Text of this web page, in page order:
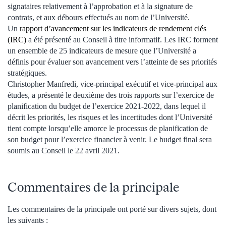
signataires relativement à l’approbation et à la signature de
contrats, et aux débours effectués au nom de l’Université.
Un rapport d’avancement sur les indicateurs de rendement clés
(IRC) a été présenté au Conseil à titre informatif. Les IRC forment
un ensemble de 25 indicateurs de mesure que l’Université a
définis pour évaluer son avancement vers l’atteinte de ses priorités
stratégiques.
Christopher Manfredi, vice-principal exécutif et vice-principal aux
études, a présenté le deuxième des trois rapports sur l’exercice de
planification du budget de l’exercice 2021-2022, dans lequel il
décrit les priorités, les risques et les incertitudes dont l’Université
tient compte lorsqu’elle amorce le processus de planification de
son budget pour l’exercice financier à venir. Le budget final sera
soumis au Conseil le 22 avril 2021.
Commentaires de la principale
Les commentaires de la principale ont porté sur divers sujets, dont
les suivants :